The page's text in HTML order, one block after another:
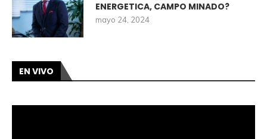
ENERGETICA, CAMPO MINADO?
mayo 24, 2024
EN VIVO